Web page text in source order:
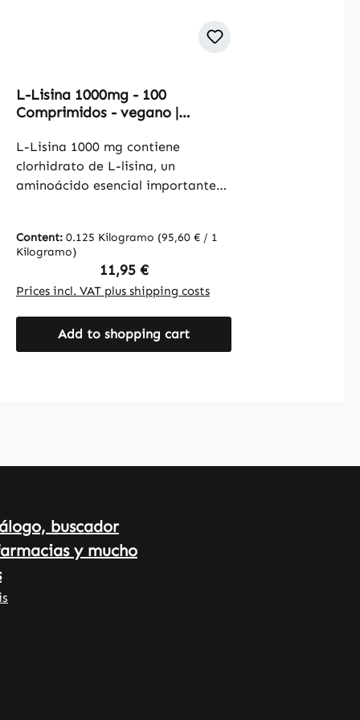
L-Lisina 1000mg - 100
Comprimidos - vegano |
L-Lisina 1000 mg contiene
clorhidrato de L-lisina, un
aminoácido esencial importante
aporta 1000 mg de L-lisina, lo que
permite una dosificación
específica. El envase contiene 100
comprimidos y ofrece una forma
práctica de cubrir las necesidades
de lisina. Se utiliza celulosa
calidad e higiene HACCP • Sin
aditivos ni colorantes Tenga en
Content: 0.125 Kilogramo (95,60 € / 1
Kilogramo)
Regular price:
11,95 €
Prices incl. VAT plus shipping costs
Add to shopping cart
buscador
y mucho